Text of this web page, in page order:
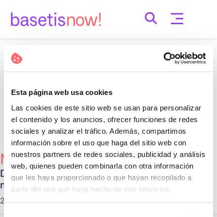
Esta página web usa cookies
Las cookies de este sitio web se usan para personalizar
el contenido y los anuncios, ofrecer funciones de redes
sociales y analizar el tráfico. Además, compartimos
información sobre el uso que haga del sitio web con
nuestros partners de redes sociales, publicidad y análisis
web, quienes pueden combinarla con otra información
que les haya proporcionado o que hayan recopilado a
partir del uso que haya hecho de sus servicios.
Selección
Nothing Found
Perhaps searching can help.
Cerca:
Més Populars
Diferentes tipos de relaciones no
monogámicas
29 d'octubre de 2020 |Communication